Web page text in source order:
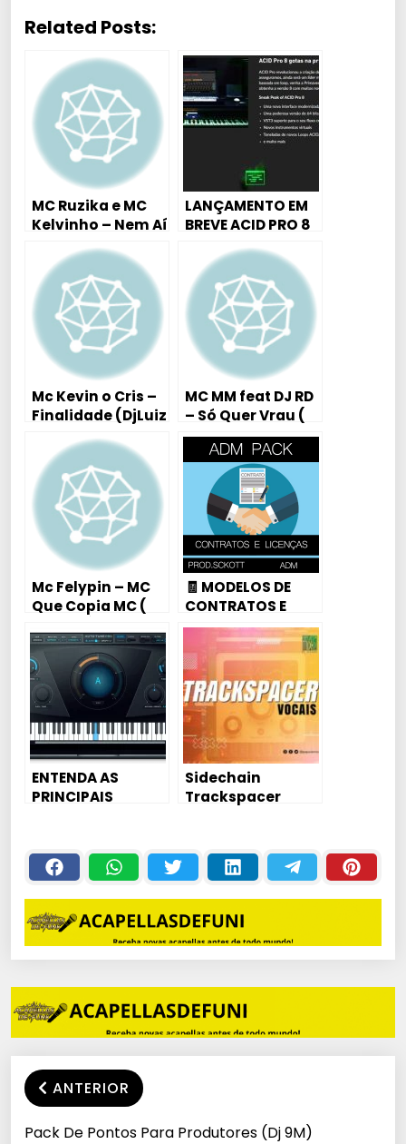
Related Posts:
MC Ruzika e MC
Kelvinho – Nem Aí
Tutorial Aula
Piano / Teclado )
LANÇAMENTO EM
BREVE ACID PRO 8
Mc Kevin o Cris –
Finalidade (DjLuiz
MC MM feat DJ RD
– Só Quer Vrau (
Tutorial Aula
Piano / Teclado )
Mc Felypin – MC
Que Copia MC (
DAVID MM
🧾 MODELOS DE
CONTRATOS E
LICENÇAS PARA
VENDER SEUS
BEATS 💲
ENTENDA AS
PRINCIPAIS
FORMA SIMPLES
Sidechain
Trackspacer
mix! #mixagem
#edição #tracks
ANTERIOR
Pack De Pontos Para Produtores (Dj 9M)